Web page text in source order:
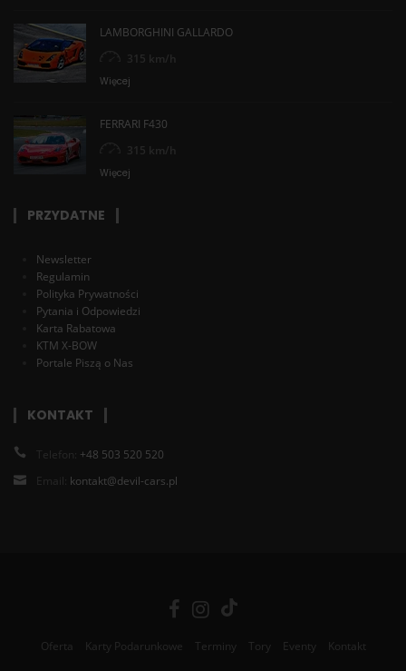
LAMBORGHINI GALLARDO
315 km/h
Więcej
FERRARI F430
315 km/h
Więcej
PRZYDATNE
Newsletter
Regulamin
Polityka Prywatności
Pytania i Odpowiedzi
Karta Rabatowa
KTM X-BOW
Portale Piszą o Nas
KONTAKT
Telefon: +48 503 520 520
Email: kontakt@devil-cars.pl
Oferta Karty Podarunkowe Terminy Tory Eventy Kontakt